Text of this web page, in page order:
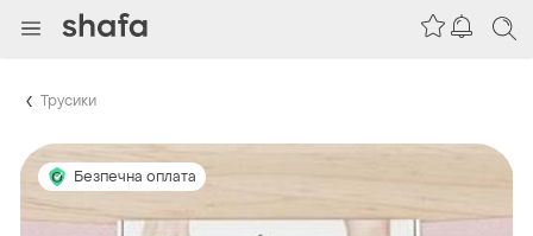
Трусики
Безпечна оплата